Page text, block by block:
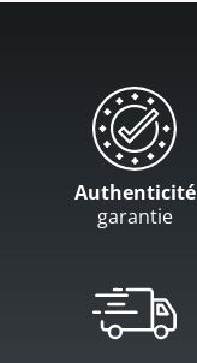
Authenticité
garantie